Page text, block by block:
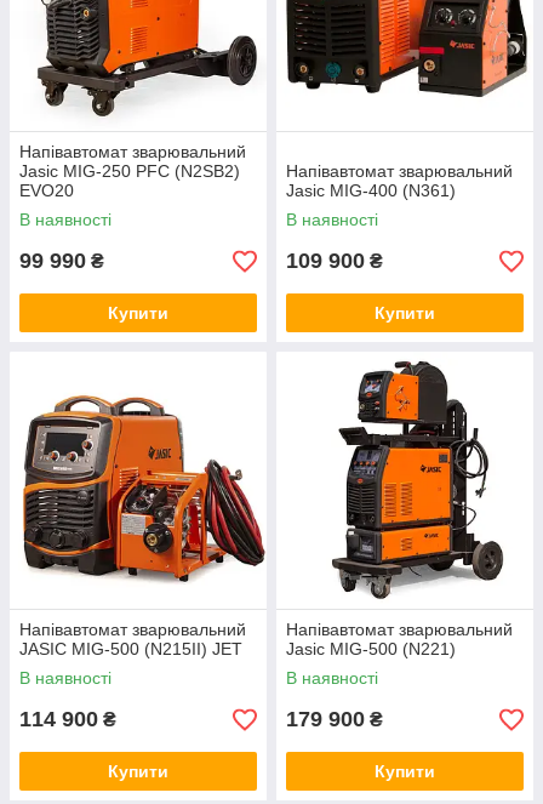
Напівавтомат зварювальний
Jasic MIG-250 PFC (N2SB2)
EVO20
В наявності
99 990 ₴
Купити
Напівавтомат зварювальний
Jasic MIG-400 (N361)
В наявності
109 900 ₴
Купити
Напівавтомат зварювальний
JASIC MIG-500 (N215II) JET
В наявності
114 900 ₴
Купити
Напівавтомат зварювальний
Jasic MIG-500 (N221)
В наявності
179 900 ₴
Купити